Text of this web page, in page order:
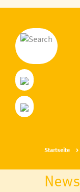
Startseite
News